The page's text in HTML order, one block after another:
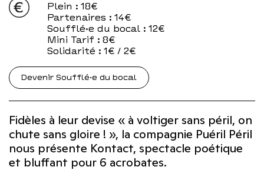
Plein : 18€
Partenaires : 14€
Soufflé·e du bocal : 12€
Mini Tarif : 8€
Solidarité : 1€ / 2€
Devenir Soufflé·e du bocal
Fidèles à leur devise « à voltiger sans péril, on
chute sans gloire ! », la compagnie Puéril Péril
nous présente Kontact, spectacle poétique
et bluffant pour 6 acrobates.